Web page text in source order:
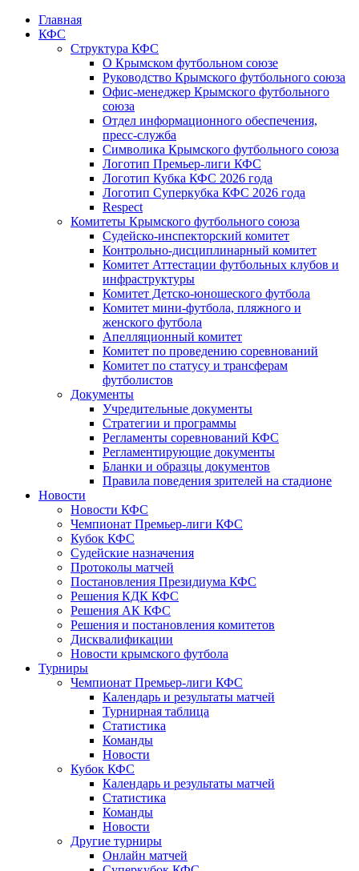
Главная
КФС
Структура КФС
О Крымском футбольном союзе
Руководство Крымского футбольного союза
Офис-менеджер Крымского футбольного
союза
Отдел информационного обеспечения,
пресс-служба
Символика Крымского футбольного союза
Логотип Премьер-лиги КФС
Логотип Кубка КФС 2026 года
Логотип Суперкубка КФС 2026 года
Respect
Комитеты Крымского футбольного союза
Судейско-инспекторский комитет
Контрольно-дисциплинарный комитет
Комитет Аттестации футбольных клубов и
инфраструктуры
Комитет Детско-юношеского футбола
Комитет мини-футбола, пляжного и
женского футбола
Апелляционный комитет
Комитет по проведению соревнований
Комитет по статусу и трансферам
футболистов
Документы
Учредительные документы
Стратегии и программы
Регламенты соревнований КФС
Регламентирующие документы
Бланки и образцы документов
Правила поведения зрителей на стадионе
Новости
Новости КФС
Чемпионат Премьер-лиги КФС
Кубок КФС
Судейские назначения
Протоколы матчей
Постановления Президиума КФС
Решения КДК КФС
Решения АК КФС
Решения и постановления комитетов
Дисквалификации
Новости крымского футбола
Турниры
Чемпионат Премьер-лиги КФС
Календарь и результаты матчей
Турнирная таблица
Статистика
Команды
Новости
Кубок КФС
Календарь и результаты матчей
Статистика
Команды
Новости
Другие турниры
Онлайн матчей